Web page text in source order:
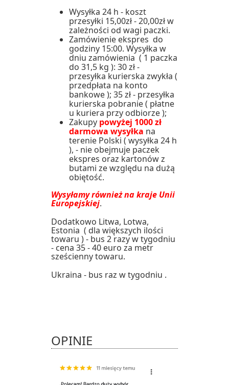
Wysyłka 24 h - koszt
przesyłki 15,00zł - 20,00zł w
zależności od wagi paczki.
Zamówienie ekspres do
godziny 15:00. Wysyłka w
dniu zamówienia ( 1 paczka
do 31,5 kg ): 30 zł -
przesyłka kurierska zwykła (
przedpłata na konto
bankowe ); 35 zł - przesyłka
kurierska pobranie ( płatne
u kuriera przy odbiorze );
Zakupy powyżej 1000 zł
darmowa wysyłka na
terenie Polski ( wysyłka 24 h
), - nie obejmuje paczek
ekspres oraz kartonów z
butami ze względu na dużą
obiętość.
Wysyłamy również na kraje Unii
Europejskiej.
Dodatkowo Litwa, Lotwa,
Estonia ( dla większych ilości
towaru ) - bus 2 razy w tygodniu
- cena 35 - 40 euro za metr
sześcienny towaru.
Ukraina - bus raz w tygodniu .
OPINIE